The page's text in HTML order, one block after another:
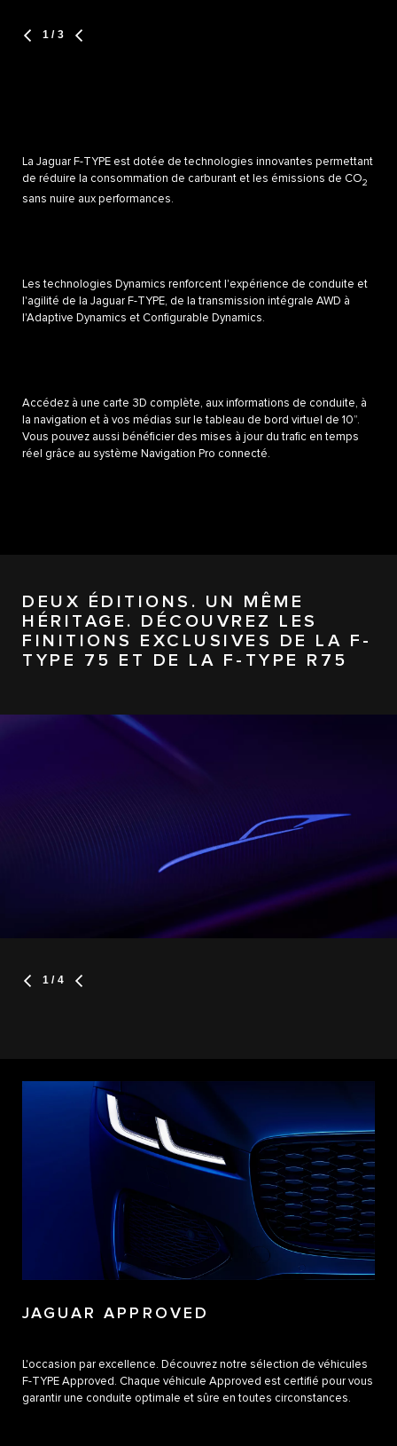
1 / 3
La Jaguar F-TYPE est dotée de technologies innovantes permettant
de réduire la consommation de carburant et les émissions de CO2
sans nuire aux performances.
Les technologies Dynamics renforcent l'expérience de conduite et
l'agilité de la Jaguar F-TYPE, de la transmission intégrale AWD à
l'Adaptive Dynamics et Configurable Dynamics.
Accédez à une carte 3D complète, aux informations de conduite, à
la navigation et à vos médias sur le tableau de bord virtuel de 10”.
Vous pouvez aussi bénéficier des mises à jour du trafic en temps
réel grâce au système Navigation Pro connecté.
DEUX ÉDITIONS. UN MÊME
HÉRITAGE. DÉCOUVREZ LES
FINITIONS EXCLUSIVES DE LA F-
TYPE 75 ET DE LA F-TYPE R75
1 / 4
JAGUAR APPROVED
L'occasion par excellence. Découvrez notre sélection de véhicules
F-TYPE Approved. Chaque véhicule Approved est certifié pour vous
garantir une conduite optimale et sûre en toutes circonstances.